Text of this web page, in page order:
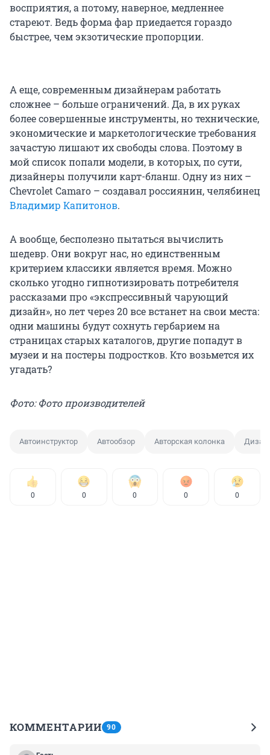
восприятия, а потому, наверное, медленнее
стареют. Ведь форма фар приедается гораздо
быстрее, чем экзотические пропорции.
А еще, современным дизайнерам работать
сложнее – больше ограничений. Да, в их руках
более совершенные инструменты, но технические,
экономические и маркетологические требования
зачастую лишают их свободы слова. Поэтому в
мой список попали модели, в которых, по сути,
дизайнеры получили карт-бланш. Одну из них –
Chevrolet Camaro – создавал россиянин, челябинец
Владимир Капитонов.
А вообще, бесполезно пытаться вычислить
шедевр. Они вокруг нас, но единственным
критерием классики является время. Можно
сколько угодно гипнотизировать потребителя
рассказами про «экспрессивный чарующий
дизайн», но лет через 20 все встанет на свои места:
одни машины будут сохнуть гербарием на
страницах старых каталогов, другие попадут в
музеи и на постеры подростков. Кто возьмется их
угадать?
Фото: Фото производителей
Автоинструктор Автообзор Авторская колонка
0 0 0 0 0
КОММЕНТАРИИ 90